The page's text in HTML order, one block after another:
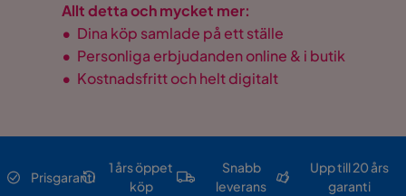
Allt detta och mycket mer:
• Dina köp samlade på ett ställe
• Personliga erbjudanden online & i butik
• Kostnadsfritt och helt digitalt
Prisgaranti
1 års öppet
köp
Snabb
leverans
Upp till 20 års
garanti